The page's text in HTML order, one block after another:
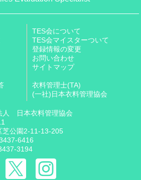
TES会について
TES会マイスターついて
登録情報の変更
お問い合わせ
サイトマップ
衣料管理士(TA)
(一社)日本衣料管理協会
人 日本衣料管理協会
芝公園2-11-13-205
6416
3194